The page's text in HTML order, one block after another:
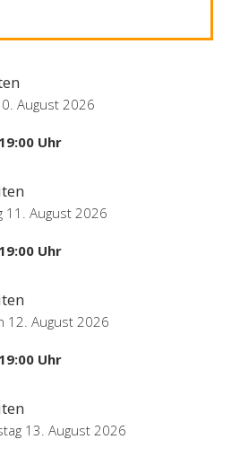
August 2026
Uhr
11. August 2026
Uhr
12. August 2026
Uhr
13. August 2026